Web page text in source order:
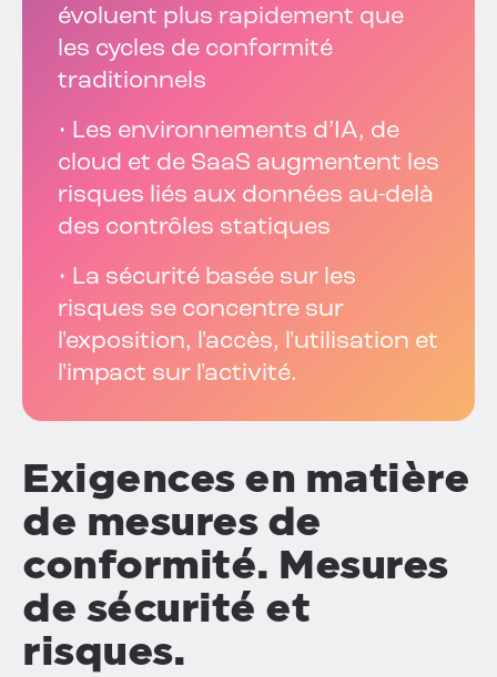
évoluent plus rapidement que
les cycles de conformité
traditionnels
• Les environnements d’IA, de
cloud et de SaaS augmentent les
risques liés aux données au-delà
des contrôles statiques
• La sécurité basée sur les
risques se concentre sur
l'exposition, l'accès, l'utilisation et
l'impact sur l'activité.
Exigences en matière
de mesures de
conformité. Mesures
de sécurité et
risques.